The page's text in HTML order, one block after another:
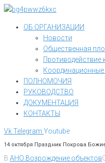
Перейти
контентуОБ ОРГАНИЗАЦИИ
Новости
Общественная
Противодействие
ПОЛНОМОЧИЯ
РУКОВОДСТВО
ДОКУМЕНТАЦИЯ
КОНТАКТЫ
VkTelegram Youtube
14 октября Праздник Покрова
В АНО Возрождение объектов